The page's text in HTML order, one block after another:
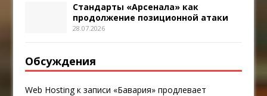
Стандарты «Арсенала» как
продолжение позиционной атаки
28.07.2026
Обсуждения
Web Hostingк записи «Бавария» продлевает